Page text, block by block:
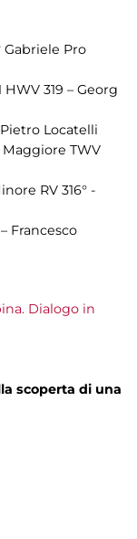
Pro
319 – Georg
Locatelli
TWV
RV 316° -
Francesco
Dialogo in
scoperta di una